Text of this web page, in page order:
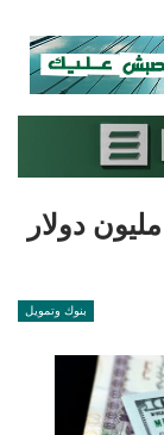
مصر تترقب الحصول على 300 مليون دولار
بنوك وتمويل